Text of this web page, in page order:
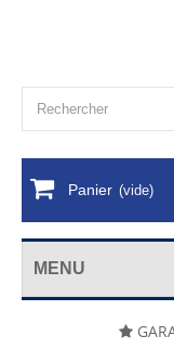
Panier (vide)
MENU